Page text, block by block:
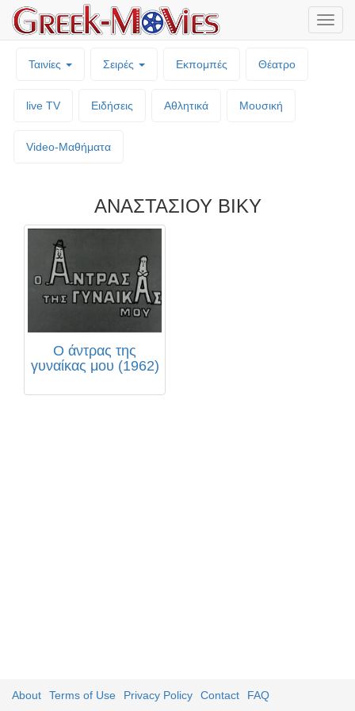
Ταινίες Σειρές Εκπομπές Θέατρο
live TV Ειδήσεις Αθλητικά Μουσική
Video-Mαθήματα
ΑΝΑΣΤΑΣΙΟΥ ΒΙΚΥ
Ο άντρας της
γυναίκας μου (1962)
About Terms of Use Privacy Policy Contact FAQ